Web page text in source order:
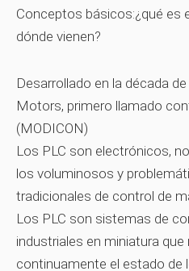
Conceptos básicos:¿qué es
dónde vienen?
Desarrollado en la década
Motors, primero llamado
(MODICON)
Los PLC son electrónicos,
los voluminosos y
tradicionales de control de
Los PLC son sistemas de
industriales en miniatura
continuamente el estado de